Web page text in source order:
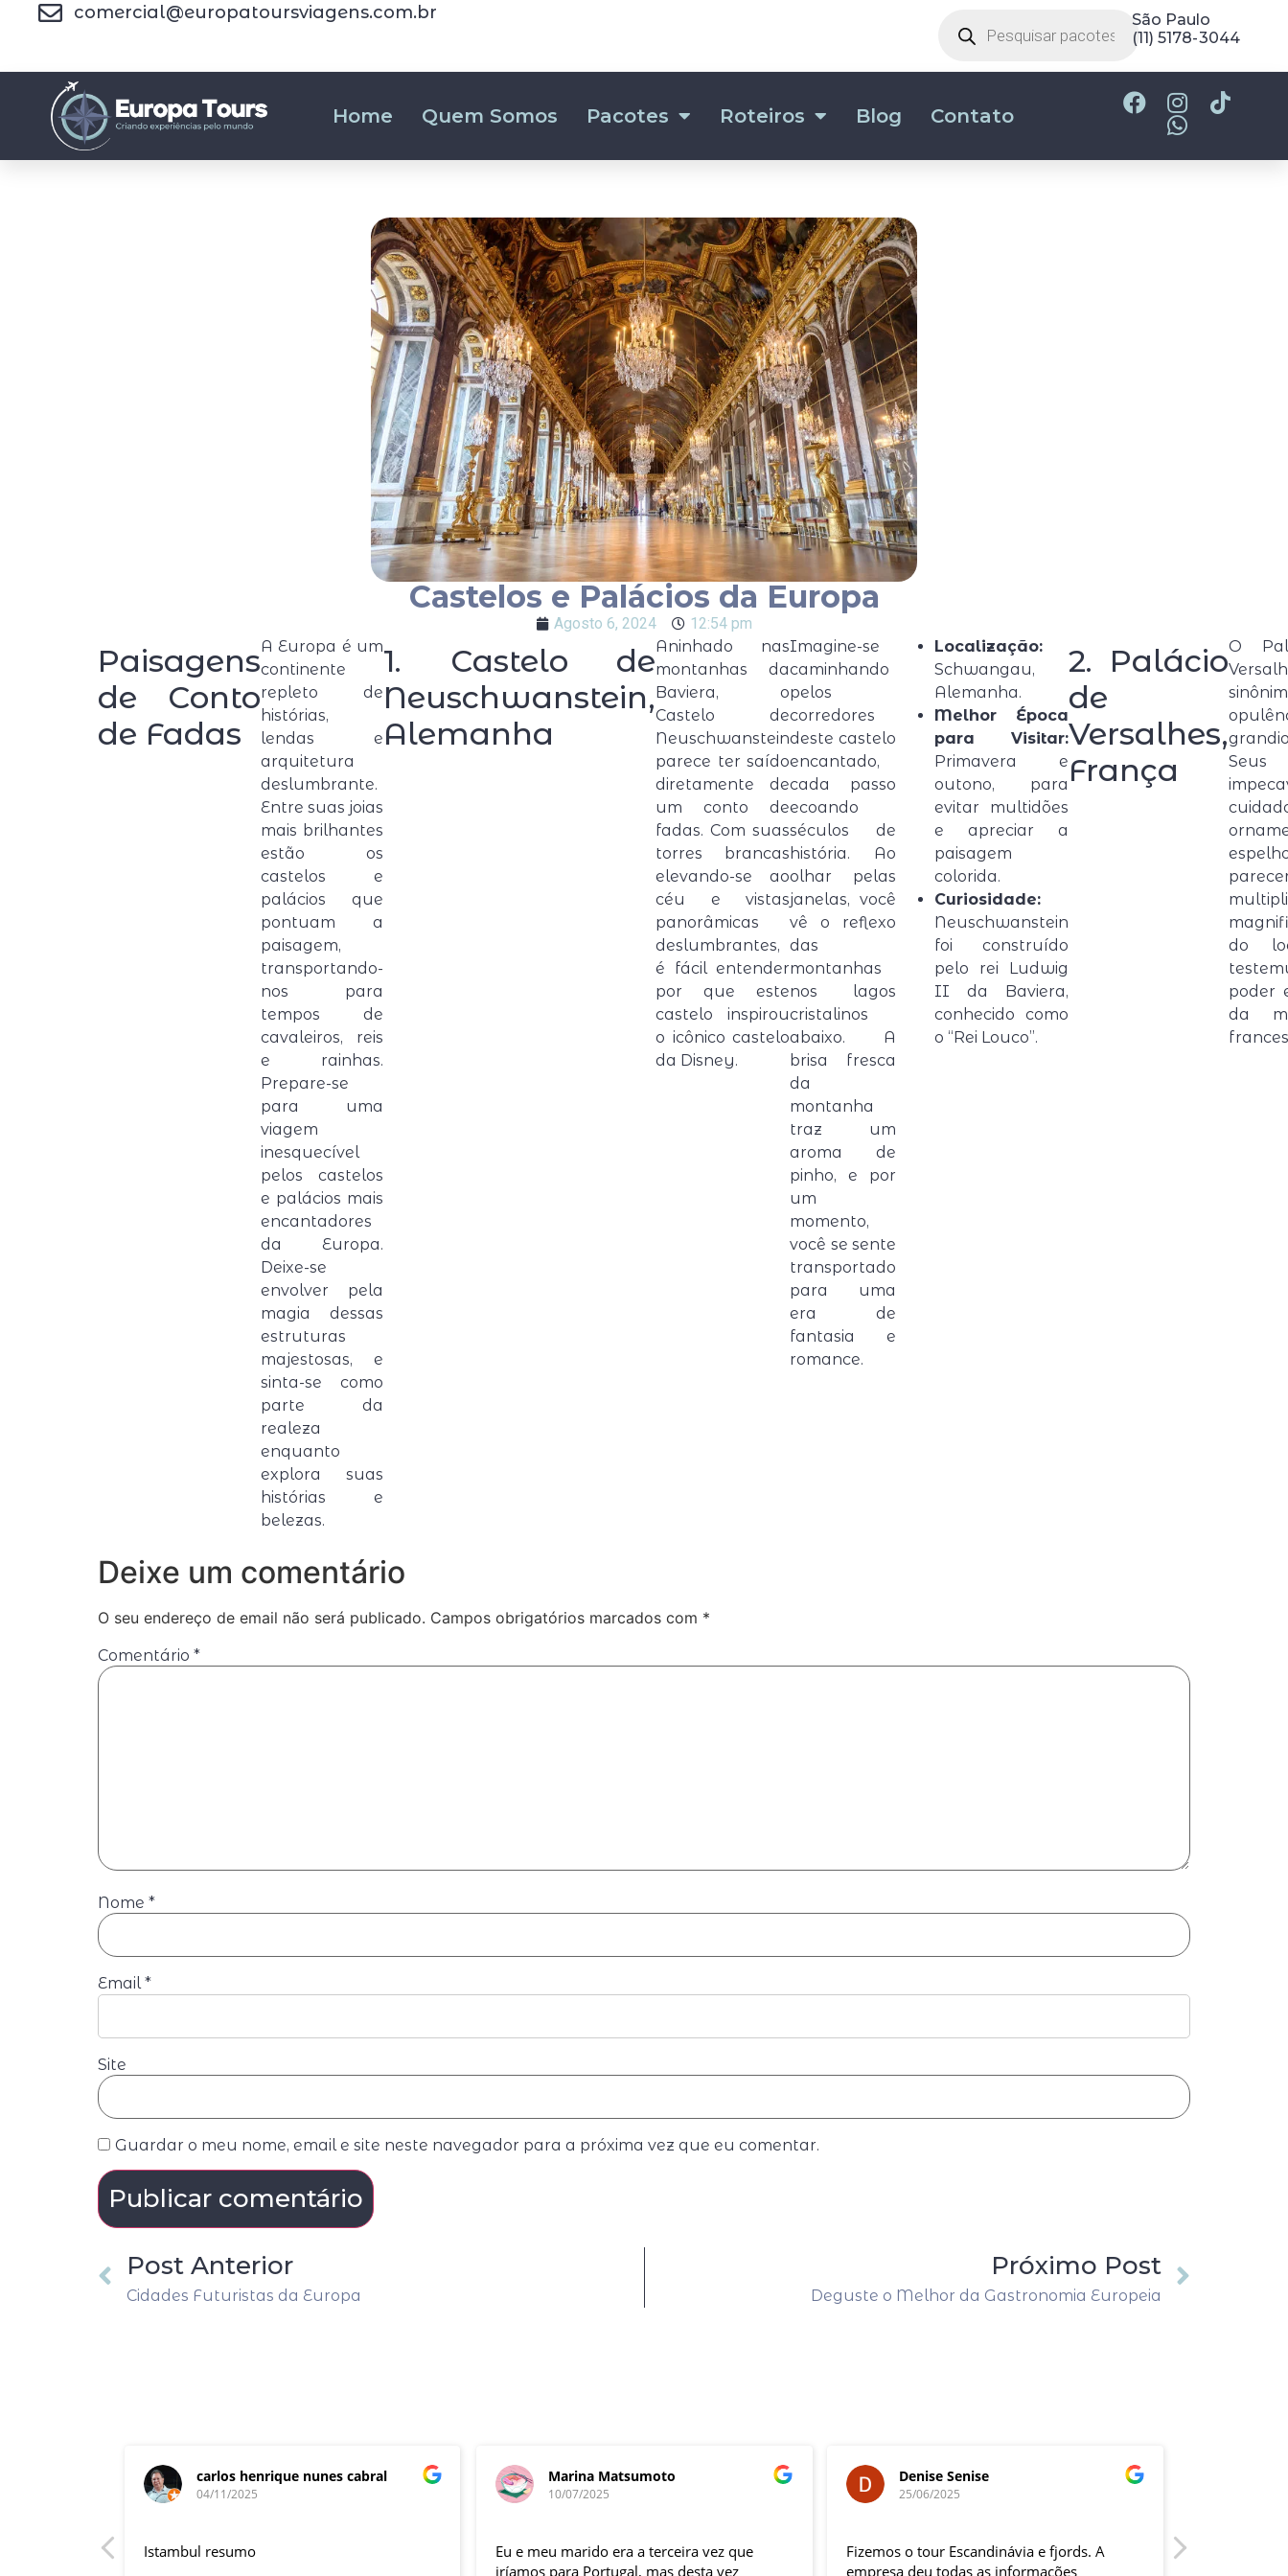
comercial@europatoursviagens.com.br
Belo Horizonte
(31) 2180-2700
Home Quem Somos Pacotes Roteiros Blog Contato
Castelos e Palácios da Europa
Agosto 6, 2024 12:54 pm
Paisagens
de Conto
de Fadas
A Europa é um
continente
repleto de
histórias,
lendas e
arquitetura
deslumbrante.
Entre suas joias
mais brilhantes
estão os
castelos e
palácios que
pontuam a
paisagem,
transportando-
nos para
tempos de
cavaleiros, reis
e rainhas.
Prepare-se
para uma
viagem
inesquecível
pelos castelos
e palácios mais
encantadores
da Europa.
Deixe-se
envolver pela
magia dessas
estruturas
majestosas, e
sinta-se como
parte da
realeza
enquanto
explora suas
histórias e
belezas.
1. Castelo de
Neuschwanstein,
Alemanha
Aninhado nas
montanhas da
Baviera, o
Castelo de
Neuschwanstein
parece ter saído
diretamente de
um conto de
fadas. Com suas
torres brancas
elevando-se ao
céu e vistas
panorâmicas
deslumbrantes,
é fácil entender
por que este
castelo inspirou
o icônico castelo
da Disney.
Imagine-se
caminhando
pelos
corredores
deste castelo
encantado,
cada passo
ecoando
séculos de
história. Ao
olhar pelas
janelas, você
vê o reflexo
das
montanhas
nos lagos
cristalinos
abaixo. A
brisa fresca
da
montanha
traz um
aroma de
pinho, e por
um
momento,
você se sente
transportado
para uma
era de
fantasia e
romance.
Localização:
Schwangau,
Alemanha.
Melhor Época
para Visitar:
Primavera e
outono, para
evitar multidões
e apreciar a
paisagem
colorida.
Curiosidade:
Neuschwanstein
foi construído
pelo rei Ludwig
II da Baviera,
conhecido como
o “Rei Louco”.
2. Palácio
de
Versalhes,
França
O
Seus
do
poder
da
Deixe um comentário
O seu endereço de email não será publicado. Campos obrigatórios marcados com *
Comentário *
Nome *
Email*
Site
Guardar o meu nome, email e site neste navegador para a próxima vez que eu comentar.
Post Anterior
Cidades Futuristas da Europa
Próximo Post
Deguste o Melhor da Gastronomia Europeia
carlos henrique nunes cabral
04/11/2025
Istambul resumo
Marina Matsumoto
10/07/2025
Eu e meu marido era a terceira vez que
iríamos para Portugal, mas desta vez
Denise Senise
25/06/2025
Fizemos o tour Escandinávia e fjords. A
empresa deu todas as informações